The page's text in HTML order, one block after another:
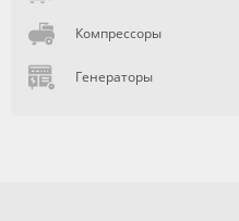
Компрессоры
Генераторы